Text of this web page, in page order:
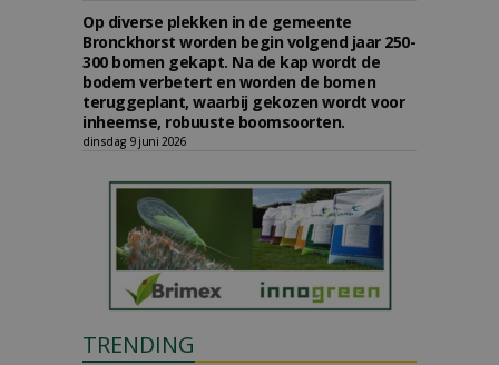
Op diverse plekken in de gemeente
Bronckhorst worden begin volgend jaar 250-
300 bomen gekapt. Na de kap wordt de
bodem verbetert en worden de bomen
teruggeplant, waarbij gekozen wordt voor
inheemse, robuuste boomsoorten.
dinsdag 9 juni 2026
TRENDING